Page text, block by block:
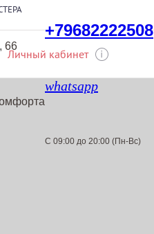
66
+79682222508
whatsapp
C 09:00 до 20:00 (Пн-Вс)